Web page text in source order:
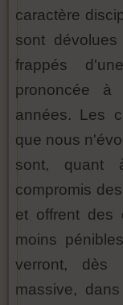
caractère
sont
frappés
prononcée à
années. Les
que nous
sont, quant
compromis
et offrent des
moins
verront, dès
massive,